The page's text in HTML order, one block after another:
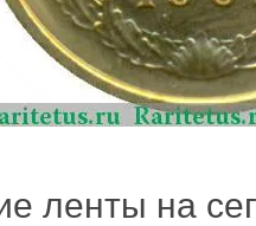
ленты на